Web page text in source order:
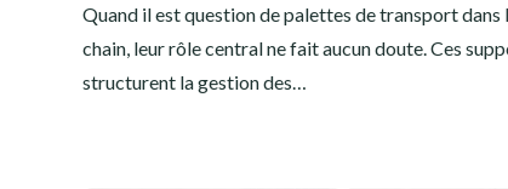
Quand il est question de palettes de transport dans
chain, leur rôle central ne fait aucun doute. Ces
structurent la gestion des…